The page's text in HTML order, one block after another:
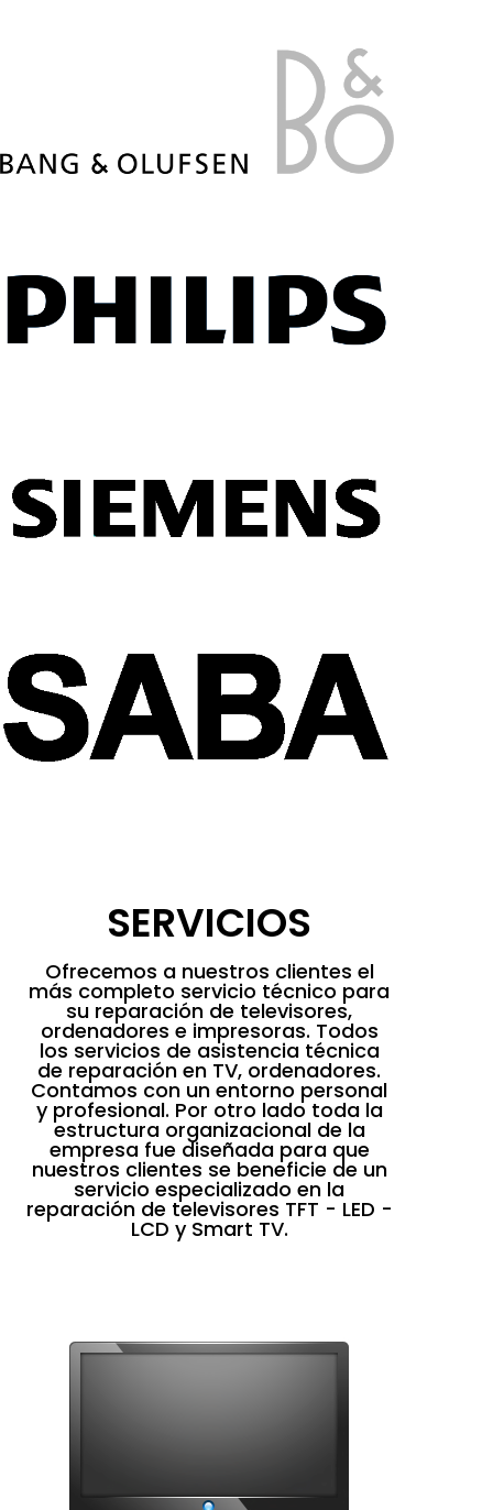
SERVICIOS
Ofrecemos a nuestros clientes el
más completo servicio técnico para
su reparación de televisores,
ordenadores e impresoras. Todos
los servicios de asistencia técnica
de reparación en TV, ordenadores.
Contamos con un entorno personal
y profesional. Por otro lado toda la
estructura organizacional de la
empresa fue diseñada para que
nuestros clientes se beneficie de un
servicio especializado en la
reparación de televisores TFT - LED -
LCD y Smart TV.